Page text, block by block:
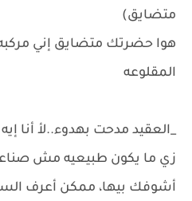
متضايق)
هوا حضرتك متضايق إني
المقلوعه
_العقيد مدحت بهدوء..لأ أنا
زي ما يكون طبيعيه مش
أشوفك بيها، ممكن أعرف